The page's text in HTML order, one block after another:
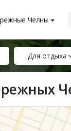
Челны
Для отдыха